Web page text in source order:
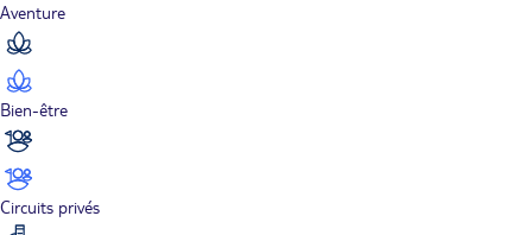
Aventure
Bien-être
Circuits privés